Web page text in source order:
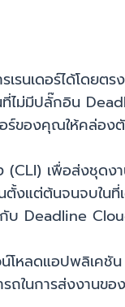
รนเดอร์ได้โดย
ที่ไม่มีปลั๊กอิน
อร์ของคุณให้คล่อง
เพื่อส่งชุด
แต่ต้นจนจบในที่
กับ Deadline
โหลดแอปพลิเค
ถในการส่งงาน